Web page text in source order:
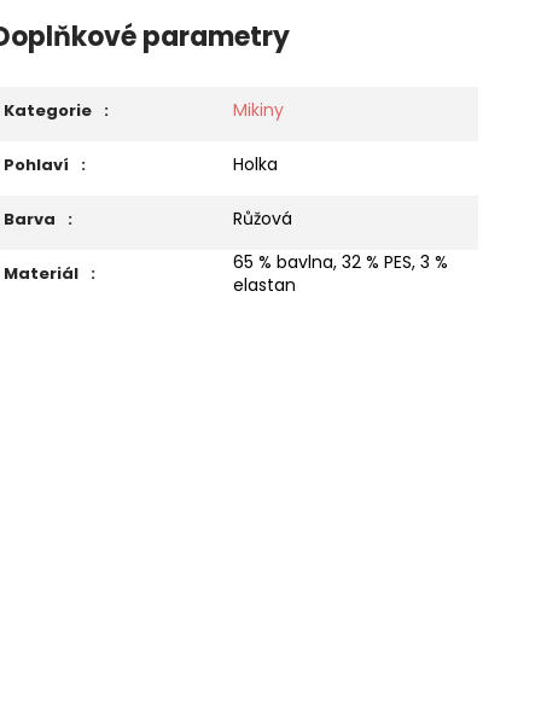
parametry
Kategorie : Mikiny
Pohlaví : Holka
Barva : Růžová
Materiál :
65 % bavlna, 32 % PES, 3 %
elastan